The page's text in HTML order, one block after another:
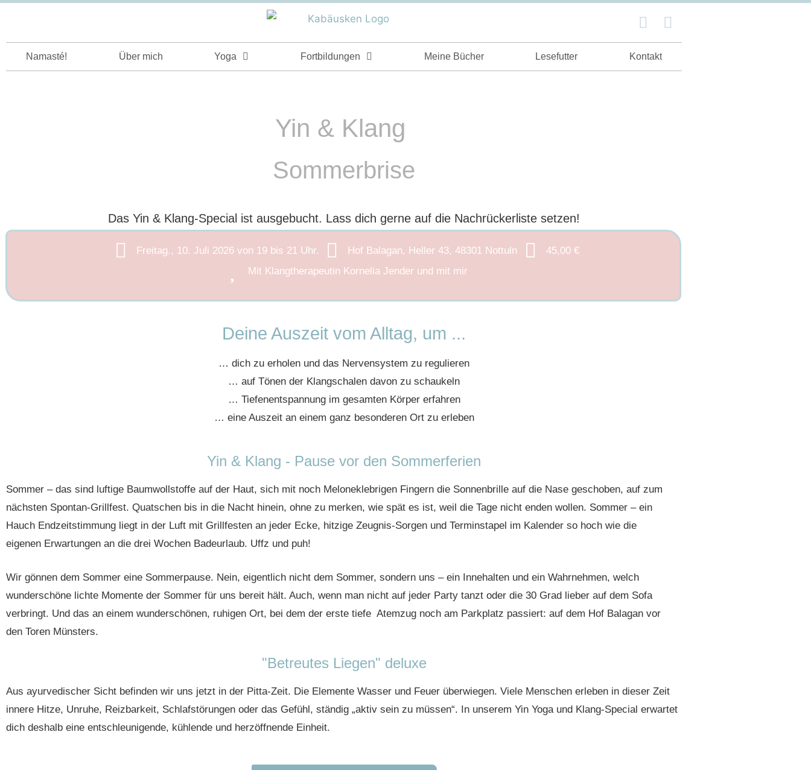
Namasté! Über mich Yoga Fortbildungen Meine Bücher Lesefutter Kontakt
Yin & Klang
Sommerbrise
Das Yin & Klang-Special ist ausgebucht. Lass dich gerne auf die Nachrückerliste setzen!
Freitag., 10. Juli 2026 von 19 bis 21 Uhr. Hof Balagan, Heller 43, 48301 Nottuln
45,00 €
Mit Klangtherapeutin Kornelia Jender und mit mir
Deine Auszeit vom Alltag, um ...
… dich zu erholen und das Nervensystem zu regulieren
… auf Tönen der Klangschalen davon zu schaukeln
… Tiefenentspannung im gesamten Körper erfahren
… eine Auszeit an einem ganz besonderen Ort zu erleben
Yin & Klang - Pause vor den Sommerferien
Sommer – das sind luftige Baumwollstoffe auf der Haut, sich mit noch Meloneklebrigen Fingern die Sonnenbrille auf die Nase geschoben, auf zum
nächsten Spontan-Grillfest. Quatschen bis in die Nacht hinein, ohne zu merken, wie spät es ist, weil die Tage nicht enden wollen. Sommer – ein
Hauch Endzeitstimmung liegt in der Luft mit Grillfesten an jeder Ecke, hitzige Zeugnis-Sorgen und Terminstapel im Kalender so hoch wie die
eigenen Erwartungen an die drei Wochen Badeurlaub. Uffz und puh!
Wir gönnen dem Sommer eine Sommerpause. Nein, eigentlich nicht dem Sommer, sondern uns – ein Innehalten und ein Wahrnehmen, welch
wunderschöne lichte Momente der Sommer für uns bereit hält. Auch, wenn man nicht auf jeder Party tanzt oder die 30 Grad lieber auf dem Sofa
verbringt. Und das an einem wunderschönen, ruhigen Ort, bei dem der erste tiefe Atemzug noch am Parkplatz passiert: auf dem Hof Balagan vor
den Toren Münsters.
"Betreutes Liegen" deluxe
Aus ayurvedischer Sicht befinden wir uns jetzt in der Pitta-Zeit. Die Elemente Wasser und Feuer überwiegen. Viele Menschen erleben in dieser Zeit
innere Hitze, Unruhe, Reizbarkeit, Schlafstörungen oder das Gefühl, ständig „aktiv sein zu müssen“. In unserem Yin Yoga und Klang-Special erwartet
dich deshalb eine entschleunigende, kühlende und herzöffnende Einheit.